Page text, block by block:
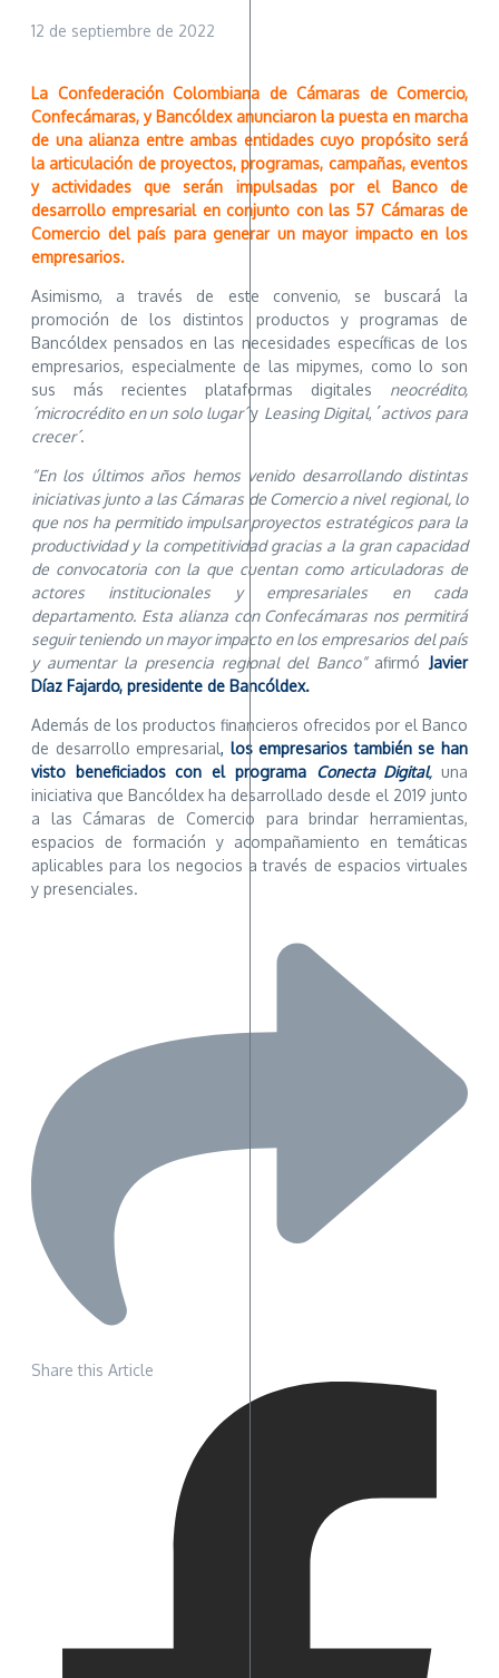
12 de septiembre de 2022
La Confederación Colombiana de Cámaras de Comercio,
Confecámaras, y Bancóldex anunciaron la puesta en marcha
de una alianza entre ambas entidades cuyo propósito será
la articulación de proyectos, programas, campañas, eventos
y actividades que serán impulsadas por el Banco de
desarrollo empresarial en conjunto con las 57 Cámaras de
Comercio del país para generar un mayor impacto en los
empresarios.
Asimismo, a través de este convenio, se buscará la
promoción de los distintos productos y programas de
Bancóldex pensados en las necesidades específicas de los
empresarios, especialmente de las mipymes, como lo son
sus más recientes plataformas digitales neocrédito,
´microcrédito en un solo lugar´y Leasing Digital, ´activos para
crecer´.
“En los últimos años hemos venido desarrollando distintas
iniciativas junto a las Cámaras de Comercio a nivel regional, lo
que nos ha permitido impulsar proyectos estratégicos para la
productividad y la competitividad gracias a la gran capacidad
de convocatoria con la que cuentan como articuladoras de
actores institucionales y empresariales en cada
departamento. Esta alianza con Confecámaras nos permitirá
seguir teniendo un mayor impacto en los empresarios del país
y aumentar la presencia regional del Banco” afirmó Javier
Díaz Fajardo, presidente de Bancóldex.
Además de los productos financieros ofrecidos por el Banco
de desarrollo empresarial, los empresarios también se han
visto beneficiados con el programa Conecta Digital, una
iniciativa que Bancóldex ha desarrollado desde el 2019 junto
a las Cámaras de Comercio para brindar herramientas,
espacios de formación y acompañamiento en temáticas
aplicables para los negocios a través de espacios virtuales
y presenciales.
Share this Article